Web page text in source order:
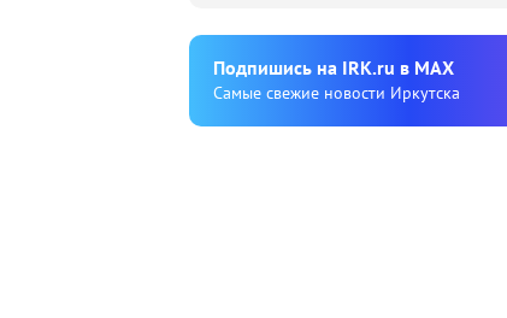
Подпишиcь на IRK.ru в MAX
Cамые свежие новости Иркутска